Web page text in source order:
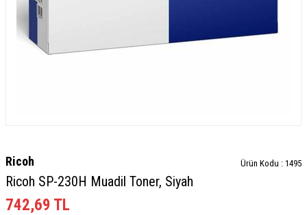
Ricoh Ürün Kodu : 1495
Ricoh SP-230H Muadil Toner, Siyah
742,69 TL